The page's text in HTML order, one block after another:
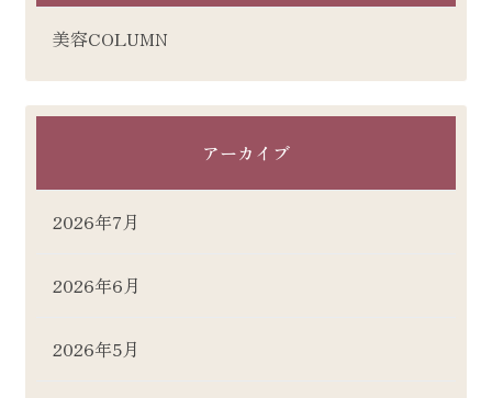
美容COLUMN
アーカイブ
2026年7月
2026年6月
2026年5月